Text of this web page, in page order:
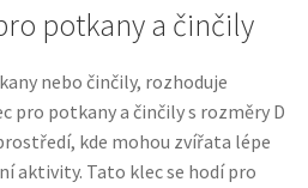
potkany a činčily
nebo činčily, rozhoduje
pro potkany a činčily s rozměry D
kde mohou zvířata lépe
aktivity. Tato klec se hodí pro